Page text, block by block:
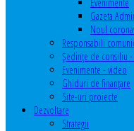
Gazeta
Noul
Responsabili
Şedinţe de consiliu
Evenimente - video
Ghiduri de finanţare
Site-uri proiecte
Dezvoltare
Strategii